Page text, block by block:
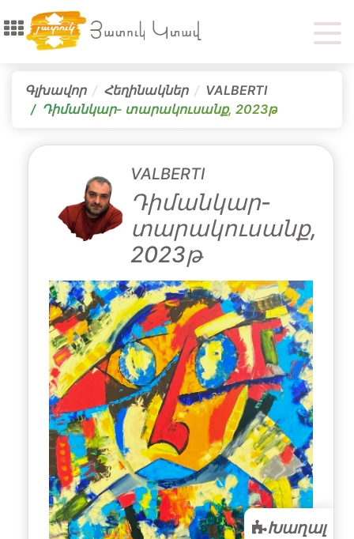
Գլխավոր Հեղինակներ
VALBERTI
Դիմանկար- տարակուսանք, 2023թ
VALBERTI
Դիմանկար-
տարակուսանք,
2023թ
Խաղալ